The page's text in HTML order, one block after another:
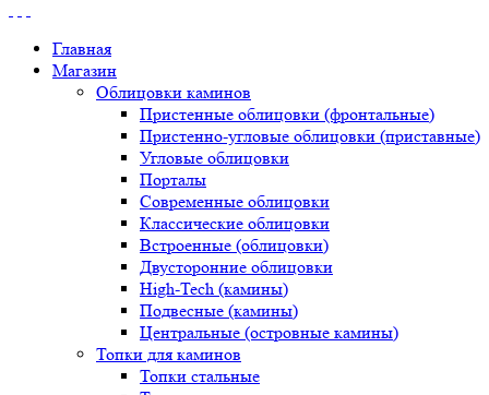
Главная
Магазин
Облицовки каминов
Пристенные облицовки (фронтальные)
Пристенно-угловые облицовки (приставные)
Угловые облицовки
Порталы
Современные облицовки
Классические облицовки
Встроенные (облицовки)
Двусторонние облицовки
High-Tech (камины)
Подвесные (камины)
Центральные (островные камины)
Топки для каминов
Топки стальные